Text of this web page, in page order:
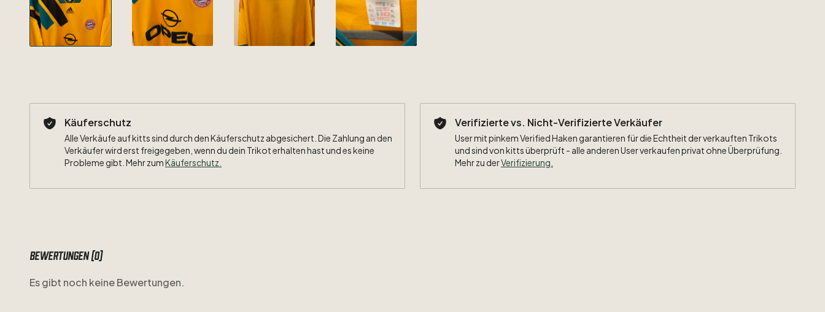
Käuferschutz
Alle Verkäufe auf kitts sind durch den Käuferschutz abgesichert. Die Zahlung an den
Verkäufer wird erst freigegeben, wenn du dein Trikot erhalten hast und es keine
Probleme gibt. Mehr zumKäuferschutz
Verifizierte vs. Nicht-Verifizierte Verkäufer
User mit pinkem Verified Haken garantieren für die Echtheit der verkauften Trikots
und sind von kitts überprüft - alle anderen User verkaufen privat ohne Überprüfung.
Mehr zu derVerifizierung.
Bewertungen (0)
Es gibt noch keine Bewertungen.